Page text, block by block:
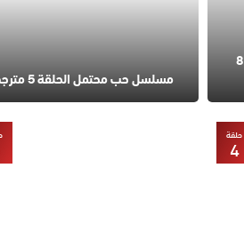
مسلسل في السابعة عشر الحلقة 8
مسلسل حب محتمل الحلقة 5 مترجم
حلقة
4